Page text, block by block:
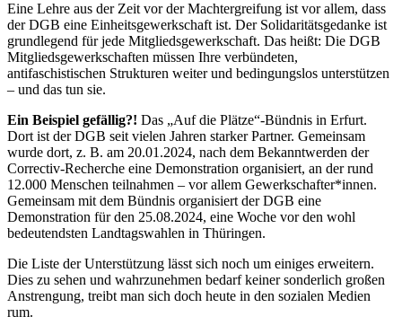
Eine Lehre aus der Zeit vor der Machtergreifung ist vor allem, dass
der DGB eine Einheitsgewerkschaft ist. Der Solidaritätsgedanke ist
grundlegend für jede Mitgliedsgewerkschaft. Das heißt: Die DGB
Mitgliedsgewerkschaften müssen Ihre verbündeten,
antifaschistischen Strukturen weiter und bedingungslos unterstützen
– und das tun sie.
Ein Beispiel gefällig?! Das „Auf die Plätze“-Bündnis in Erfurt.
Dort ist der DGB seit vielen Jahren starker Partner. Gemeinsam
wurde dort, z. B. am 20.01.2024, nach dem Bekanntwerden der
Correctiv-Recherche eine Demonstration organisiert, an der rund
12.000 Menschen teilnahmen – vor allem Gewerkschafter*innen.
Gemeinsam mit dem Bündnis organisiert der DGB eine
Demonstration für den 25.08.2024, eine Woche vor den wohl
bedeutendsten Landtagswahlen in Thüringen.
Die Liste der Unterstützung lässt sich noch um einiges erweitern.
Dies zu sehen und wahrzunehmen bedarf keiner sonderlich großen
Anstrengung, treibt man sich doch heute in den sozialen Medien
rum.